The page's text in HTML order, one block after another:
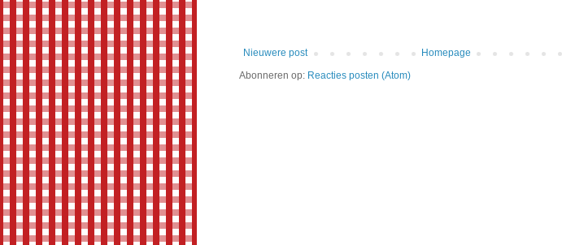
Nieuwere post
Homepage
Abonneren op: Reacties posten (Atom)